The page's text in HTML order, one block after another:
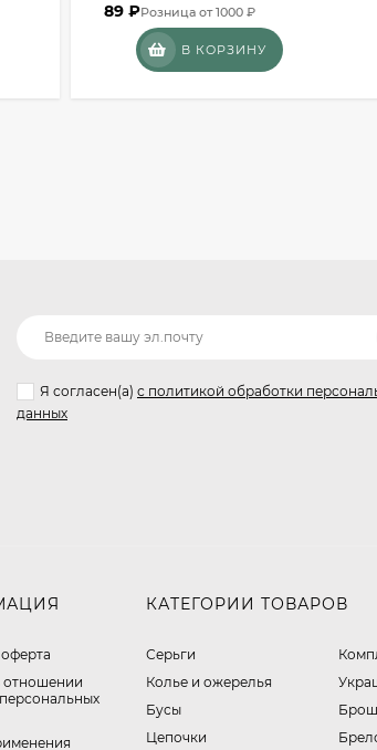
89₽Розница от 1000 ₽
В КОРЗИНУ
Я согласен(a) с политикой обработки
данных
отношении
КАТЕГОРИИ ТОВАРОВ
Серьги
Колье и ожерелья
Бусы
Цепочки